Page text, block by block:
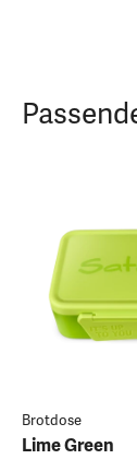
Brotdose
Lime Green